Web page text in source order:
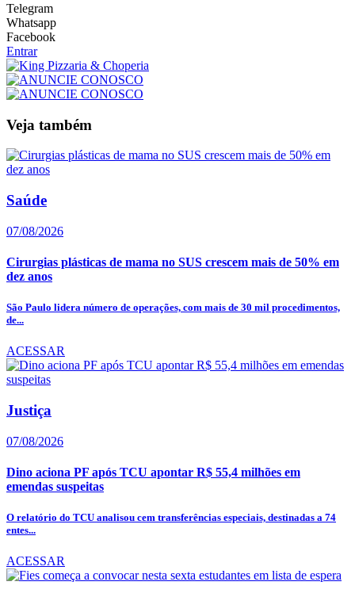
Telegram
Whatsapp
Facebook
Entrar
Veja também
Saúde
07/08/2026
Cirurgias plásticas de mama no SUS crescem mais de 50% em
dez anos
São Paulo lidera número de operações, com mais de 30 mil procedimentos,
de...
ACESSAR
Justiça
07/08/2026
Dino aciona PF após TCU apontar R$ 55,4 milhões em
emendas suspeitas
O relatório do TCU analisou cem transferências especiais, destinadas a 74
entes...
ACESSAR